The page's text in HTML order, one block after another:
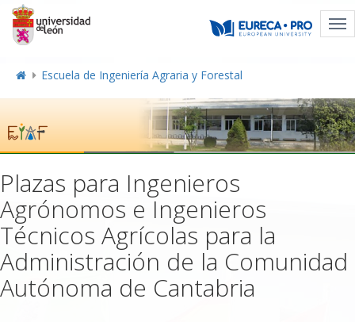
Escuela de Ingeniería Agraria y Forestal
Plazas para Ingenieros
Agrónomos e Ingenieros
Técnicos Agrícolas para la
Administración de la Comunidad
Autónoma de Cantabria